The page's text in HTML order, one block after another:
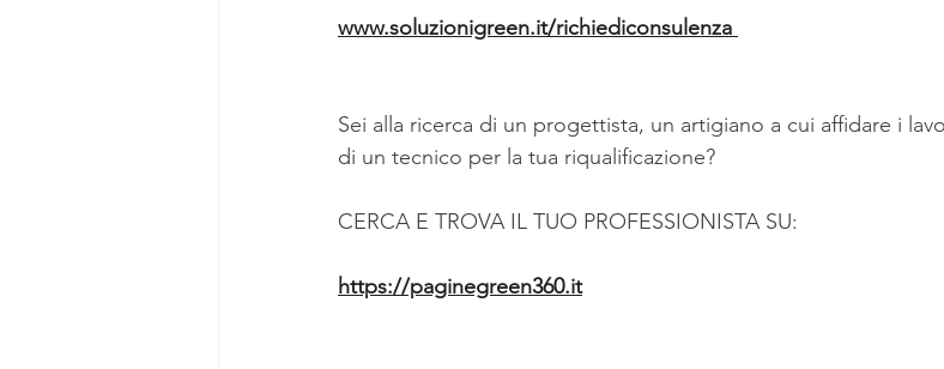
www.soluzionigreen.it/richiediconsulenza
Sei alla ricerca di un progettista, un artigiano a cui affidare i
di un tecnico per la tua riqualificazione?
CERCA E TROVA IL TUO PROFESSIONISTA SU:
https://paginegreen360.it